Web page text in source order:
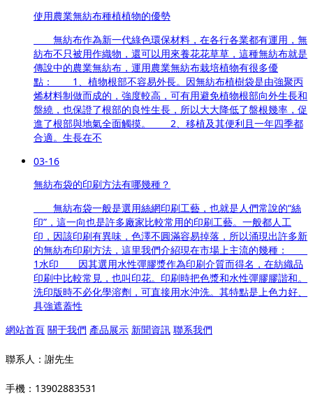
使用農業無紡布種植植物的優勢
無紡布作為新一代綠色環保材料，在各行各業都有運用，無
紡布不只被用作織物，還可以用來養花花草草，這種無紡布就是
傳說中的農業無紡布，運用農業無紡布栽培植物有很多優
點： 1、植物根部不容易外長。因無紡布植樹袋是由強聚丙
烯材料制做而成的，強度較高，可有用避免植物根部向外生長和
盤繞，也保證了根部的良性生長，所以大大降低了盤根幾率，促
進了根部與地氣全面觸摸。 2、移植及其便利且一年四季都
合適。生長在不
03-16
無紡布袋的印刷方法有哪幾種？
無紡布袋一般是選用絲網印刷工藝，也就是人們常說的“絲
印”，這一向也是許多廠家比較常用的印刷工藝。一般都人工
印，因該印刷有異味，色澤不圓滿容易掉落，所以涌現出許多新
的無紡布印刷方法，這里我們介紹現在市場上主流的幾種：
1水印 因其選用水性彈膠漿作為印刷介質而得名，在紡織品
印刷中比較常見，也叫印花。印刷時把色漿和水性彈膠膠諧和。
洗印版時不必化學溶劑，可直接用水沖洗。其特點是上色力好、
具強遮蓋性
網站首頁 關于我們 產品展示 新聞資訊 聯系我們
聯系人：謝先生
手機：13902883531